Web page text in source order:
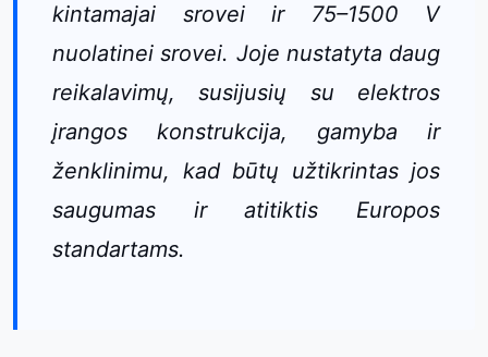
kintamajai srovei ir 75–1500 V
nuolatinei srovei. Joje nustatyta daug
reikalavimų, susijusių su elektros
įrangos konstrukcija, gamyba ir
ženklinimu, kad būtų užtikrintas jos
saugumas ir atitiktis Europos
standartams.